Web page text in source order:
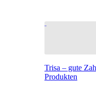
Trisa – gute
Produkten